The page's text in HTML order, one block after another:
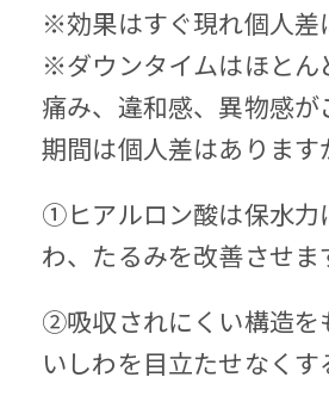
※効果はすぐ現れ個人差
※ダウンタイムはほとん
痛み、違和感、異物感が
期間は個人差はありま
①ヒアルロン酸は保水力
わ、たるみを改善させま
②吸収されにくい構造を
いしわを目立たせなく